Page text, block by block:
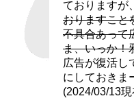
ておりますが、
おりますこと
不具合あって
ま、いっか！
広告が復活し
にしておきま
(2024/03/13現